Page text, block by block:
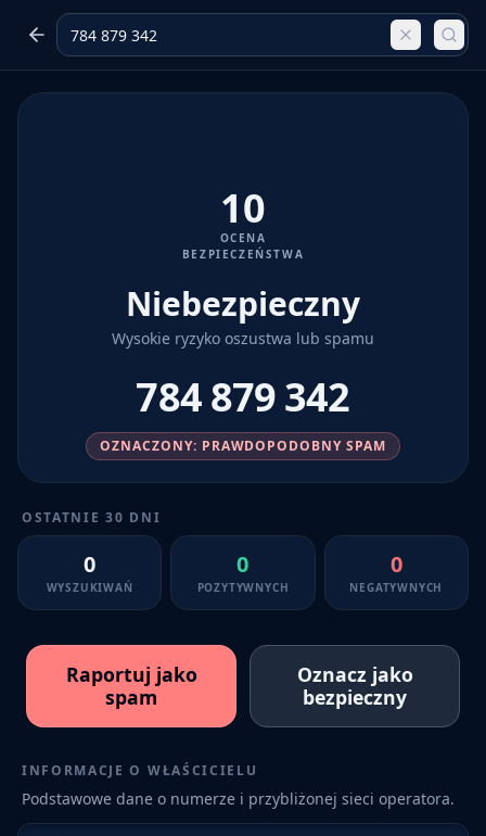
10
OCENA
BEZPIECZEŃSTWA
Niebezpieczny
Wysokie ryzyko oszustwa lub spamu
784 879 342
OZNACZONY: PRAWDOPODOBNY SPAM
OSTATNIE 30 DNI
0
WYSZUKIWAŃ
0
POZYTYWNYCH
0
NEGATYWNYCH
Raportuj jako
spam
Oznacz jako
bezpieczny
INFORMACJE O WŁAŚCICIELU
Podstawowe dane o numerze i przybliżonej sieci operatora.